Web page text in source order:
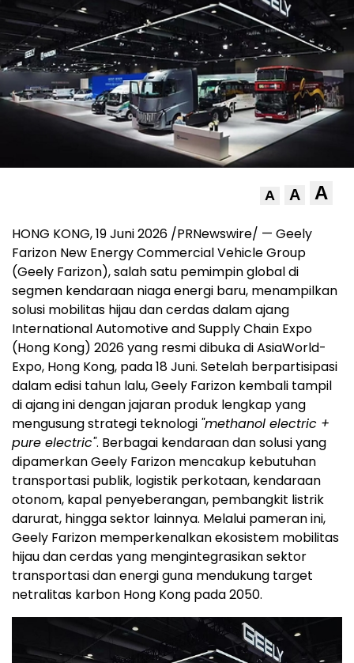
A A A
HONG KONG, 19 Juni 2026 /PRNewswire/ — Geely
Farizon New Energy Commercial Vehicle Group
(Geely Farizon), salah satu pemimpin global di
segmen kendaraan niaga energi baru, menampilkan
solusi mobilitas hijau dan cerdas dalam ajang
International Automotive and Supply Chain Expo
(Hong Kong) 2026 yang resmi dibuka di AsiaWorld-
Expo, Hong Kong, pada 18 Juni. Setelah berpartisipasi
dalam edisi tahun lalu, Geely Farizon kembali tampil
di ajang ini dengan jajaran produk lengkap yang
mengusung strategi teknologi "methanol electric +
pure electric". Berbagai kendaraan dan solusi yang
dipamerkan Geely Farizon mencakup kebutuhan
transportasi publik, logistik perkotaan, kendaraan
otonom, kapal penyeberangan, pembangkit listrik
darurat, hingga sektor lainnya. Melalui pameran ini,
Geely Farizon memperkenalkan ekosistem mobilitas
hijau dan cerdas yang mengintegrasikan sektor
transportasi dan energi guna mendukung target
netralitas karbon Hong Kong pada 2050.